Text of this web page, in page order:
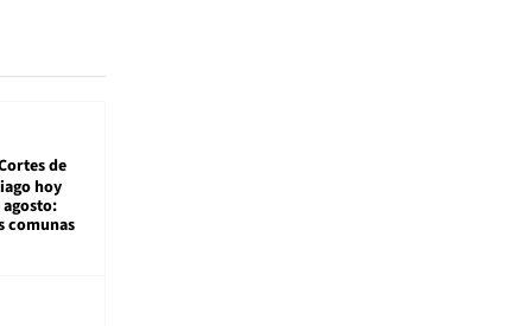
de
hoy
agosto:
comunas